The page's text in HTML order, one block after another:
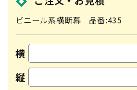
ビニール系横断幕 品番:435
横
縦